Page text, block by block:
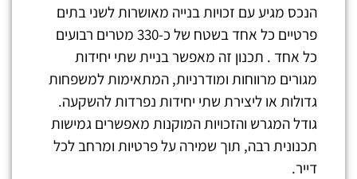
הנכס מגיע עם זכויות בנייה מאושרות לשני בתים
פרטיים כל אחד בשטח של כ-330 מטרים רבועים
כל אחד . תכנון זה מאפשר בניית שתי יחידות
מגורים מרווחות ומודרניות, המתאימות למשפחות
גדולות או ליצירת שתי יחידות נפרדות להשקעה.
גודל המגרש והזכויות המוקנות מאפשרים גמישות
תכנונית רבה, תוך שמירה על פרטיות ומרחב לכל
דייר.